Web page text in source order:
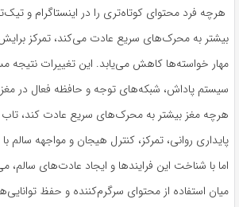
هرچه فرد محتوای کوتاه‌تری را در اینستاگرام و
بیشتر به محرک‌های سریع عادت می‌کند، تمرکز
مهار خواسته‌ها کاهش می‌یابد. این تغییرات نتیجه
سیستم پاداش، شبکه‌های توجه و حافظه فعال در
هرچه مغز بیشتر به محرک‌های سریع عادت کند،
پایداری روانی، تمرکز، کنترل هیجان و مواجهه
اما با شناخت این فرایندها و ایجاد عادت‌های سالم،
میان استفاده از محتوای سرگرم‌کننده و حفظ